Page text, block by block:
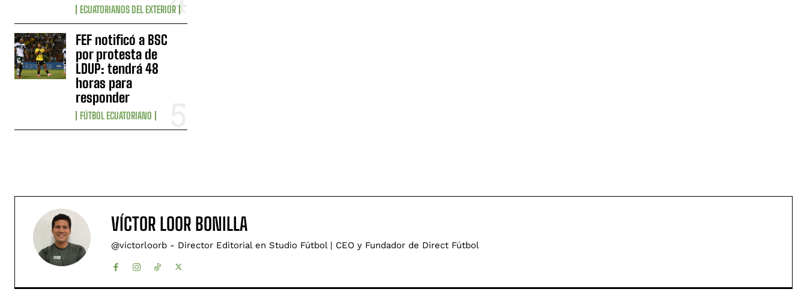
ECUATORIANOS DEL EXTERIOR
FEF notificó a BSC
por protesta de
LDUP: tendrá 48
horas para
responder
FÚTBOL ECUATORIANO
VÍCTOR LOOR BONILLA
@victorloorb - Director Editorial en Studio Fútbol | CEO y Fundador de Direct Fútbol